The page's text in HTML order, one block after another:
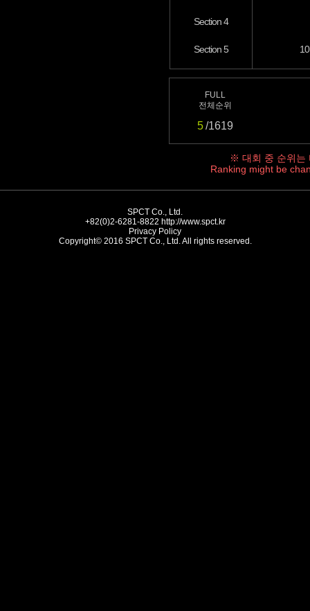
Section 4
Section 5
FULL
전체순위
5/1619
※ 대회 중 순위는
Ranking might be
SPCT Co., Ltd.
+82(0)2-6281-8822 http://www.spct.kr
Privacy Policy
Copyright© 2016 SPCT Co., Ltd. All rights reserved.